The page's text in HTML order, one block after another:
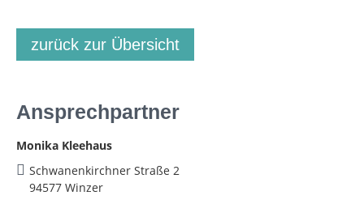
zurück zur Übersicht
Ansprechpartner
Monika Kleehaus
Schwanenkirchner Straße 2
94577 Winzer